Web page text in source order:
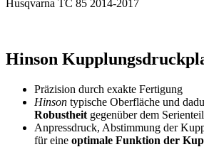
Husqvarna TC 85 2014-2017
Hinson
Präzision durch exakte Fertigung
Hinson typische Oberfläche und
Robustheit gegenüber dem
Anpressdruck, Abstimmung der
für eine optimale Funktion der